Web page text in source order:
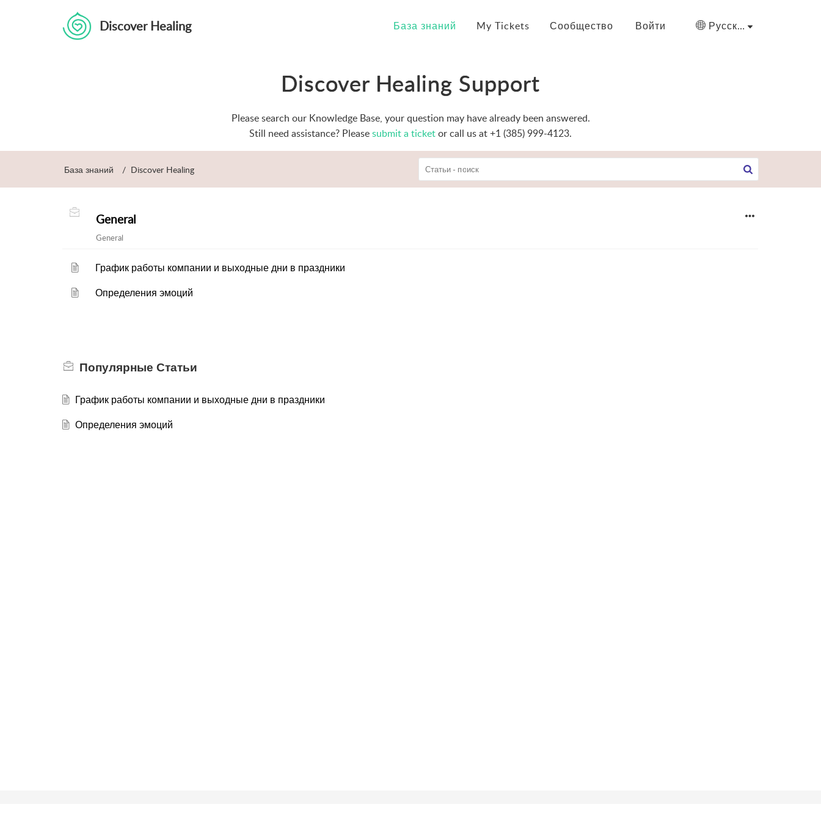
Discover Healing База знаний My Tickets Сообщество Войти Русский
Discover Healing Support
Please search our Knowledge Base, your question may have already been answered.
Still need assistance? Pleasesubmit a ticketor call us at +1 (385) 999-4123.
База знаний Discover Healing
General
General
График работы компании и выходные дни в праздники
Определения эмоций
Популярные Статьи
График работы компании и выходные дни в праздники
Определения эмоций